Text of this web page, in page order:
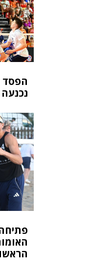
הפסד
נכנעה 3:1 להולנד